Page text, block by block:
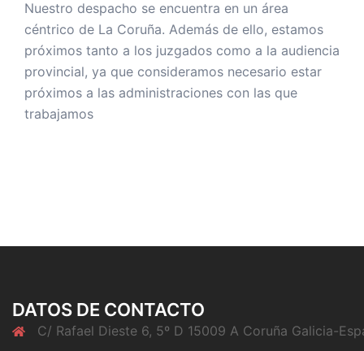
Nuestro despacho se encuentra en un área
céntrico de La Coruña. Además de ello, estamos
próximos tanto a los juzgados como a la audiencia
provincial, ya que consideramos necesario estar
próximos a las administraciones con las que
trabajamos
DATOS DE CONTACTO
C/ Rafael Dieste 6, 5º D 15009 A Coruña Galicia-